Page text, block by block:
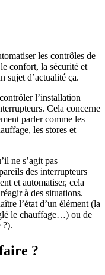
les contrôles de
confort, la sécurité et
sujet d’actualité ça.
l’installation
Cela concerne
parler comme les
les stores et
ne s’agit pas
des interrupteurs
et automatiser, cela
à des situations.
l’état d’un élément (la
le chauffage…) ou de
?).
?